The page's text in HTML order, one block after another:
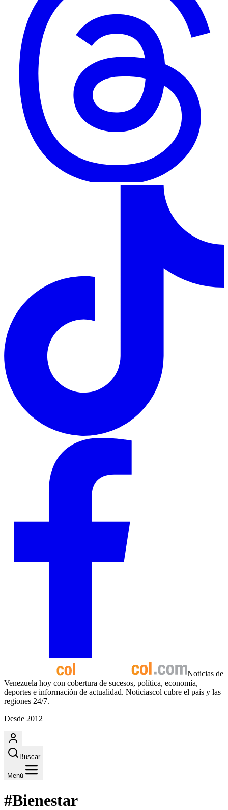
Noticias de
Venezuela hoy con cobertura de sucesos, política, economía,
deportes e información de actualidad. Noticiascol cubre el país y las
regiones 24/7.
Desde 2012
Buscar
Menú
#Bienestar